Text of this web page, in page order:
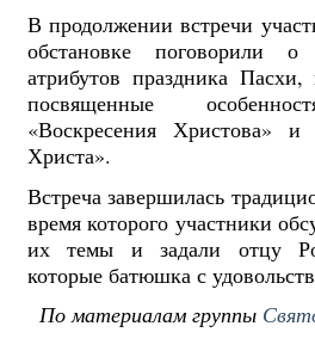
В продолжении встречи
обстановке поговорили
атрибутов праздника
посвященные
«Воскресения Христова»
Христа».
Встреча завершилась
время которого участники
их темы и задали отцу
которые батюшка с
По материалам группы